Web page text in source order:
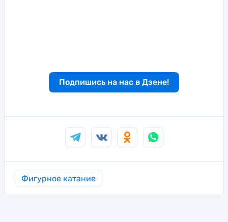
Подпишись на нас в Дзене!
Фигурное катание